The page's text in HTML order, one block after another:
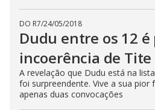
DO R7/24/05/2018
Dudu entre os 12 é
incoerência de Tite
A revelação que Dudu está na
foi surpreendente. Vive a sua pior
apenas duas convocações